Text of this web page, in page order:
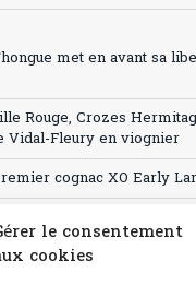
le consentement
cookies
met en avant sa
Rouge, Crozes
Vidal-Fleury en viognier
cognac XO Early